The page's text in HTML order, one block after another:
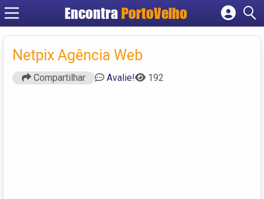
EncontraPortoVelho
Cadastrar empresa
Criar conta
Netpix Agência Web
Compartilhar Avalie! 192